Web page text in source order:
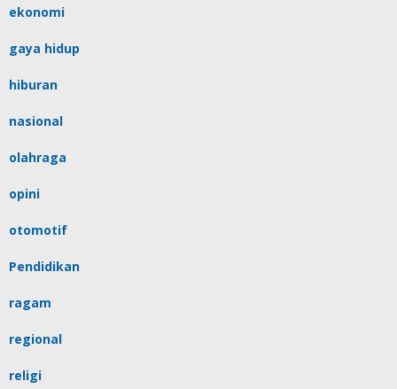
ekonomi
gaya hidup
hiburan
nasional
olahraga
opini
otomotif
Pendidikan
ragam
regional
religi